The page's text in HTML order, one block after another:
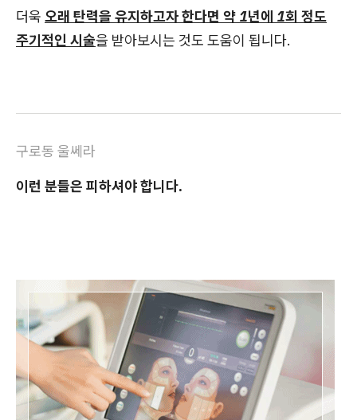
더욱 오래 탄력을 유지하고자 한다면 약 1년에 1회 정도
주기적인 시술을 받아보시는 것도 도움이 됩니다.
구로동 울쎄라
이런 분들은 피하셔야 합니다.